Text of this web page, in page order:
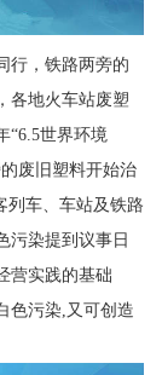
行，铁路两旁的
各地火车站废塑
“6.5世界环境
废旧塑料开始治
列车、车站及铁路
污染提到议事日
营实践的基础
色污染,又可创造